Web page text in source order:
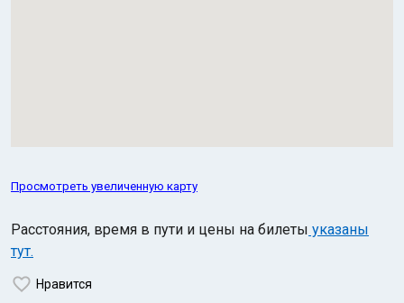
Просмотреть увеличенную карту
Расстояния, время в пути и цены на билеты указаны
тут.
Нравится